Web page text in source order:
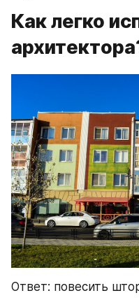
Как легко
Ответ: повесить